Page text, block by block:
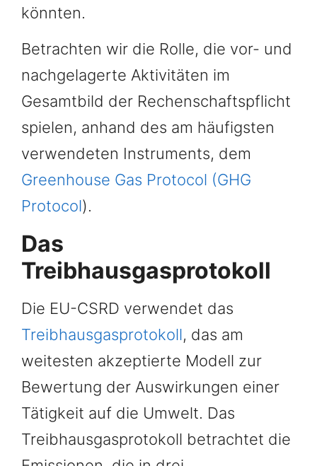
könnten.
Betrachten wir die Rolle, die vor- und
nachgelagerte Aktivitäten im
Gesamtbild der Rechenschaftspflicht
spielen, anhand des am häufigsten
verwendeten Instruments, dem
Greenhouse Gas Protocol (GHG
Protocol).
Das
Treibhausgasprotokoll
Die EU-CSRD verwendet das
Treibhausgasprotokoll, das am
weitesten akzeptierte Modell zur
Bewertung der Auswirkungen einer
Tätigkeit auf die Umwelt. Das
Treibhausgasprotokoll betrachtet die